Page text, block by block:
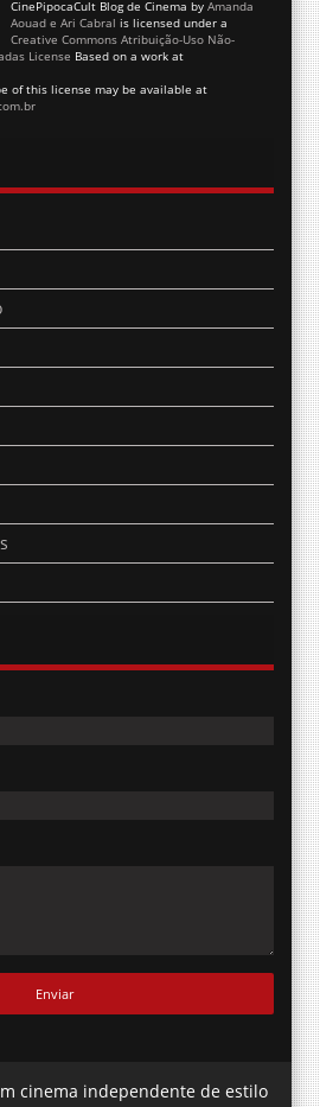
CinePipocaCult Blog de Cinema by Amanda
Aouad e Ari Cabral is licensed under a
Creative Commons Atribuição-Uso Não-
License Based on a work at
of this license may be available at
cinema independente de estilo